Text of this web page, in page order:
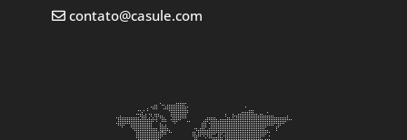
contato@casule.com